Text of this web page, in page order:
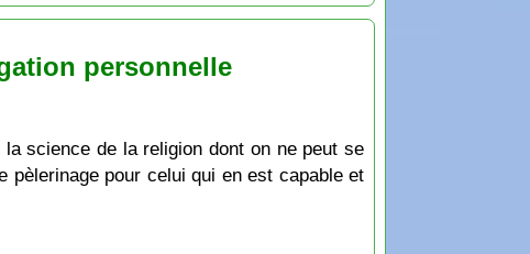
personnelle
science de la religion dont on ne peut se
pour celui qui en est capable et